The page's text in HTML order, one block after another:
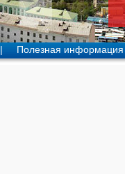
| Полезная информация